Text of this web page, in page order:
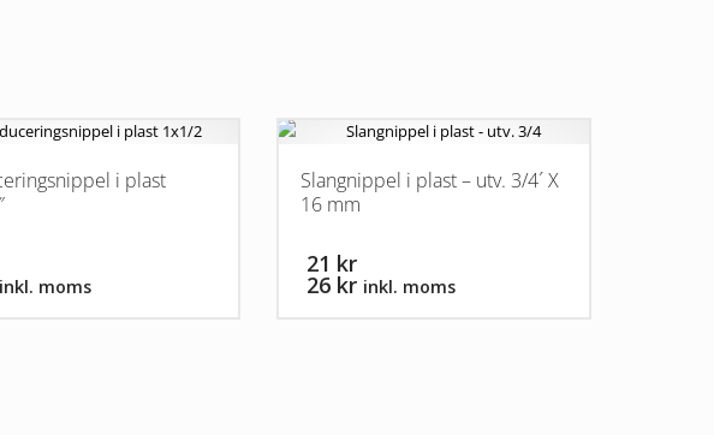
i plast
inkl. moms
Slangnippel i plast – utv. 3/4´ X
16 mm
21 kr
26 kr inkl. moms